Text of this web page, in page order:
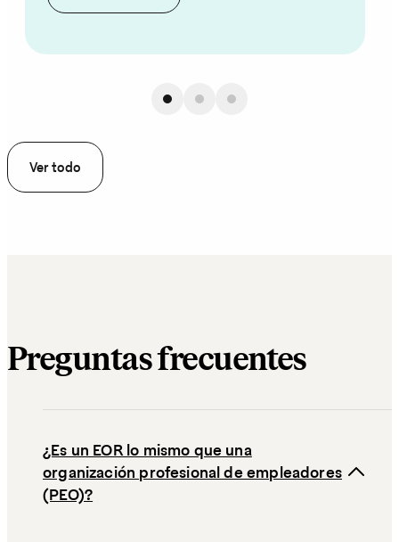
Ver todo
Preguntas frecuentes
¿Es un EOR lo mismo que una
organización profesional de empleadores
(PEO)?